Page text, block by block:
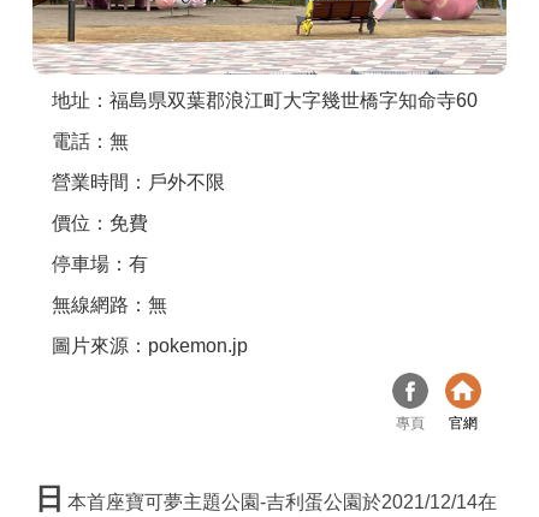
地址：福島県双葉郡浪江町大字幾世橋字知命寺60
電話：無
營業時間：戶外不限
價位：免費
停車場：有
無線網路：無
圖片來源：pokemon.jp
專頁 官網
日 本首座寶可夢主題公園-吉利蛋公園於2021/12/14在